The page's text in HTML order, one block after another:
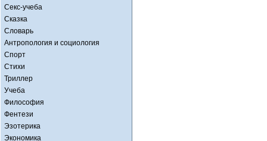
Секс-учеба
Сказка
Словарь
Антропология и социология
Спорт
Стихи
Триллер
Учеба
Философия
Фентези
Эзотерика
Экономика